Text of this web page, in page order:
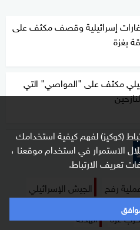
(كوكيز) لفهم كيفية استخدامك
الاستمرار في استخدام موقعنا ،
تعريف الارتباط.
251.. غارات إسرائيلية وقصف مكثف على
بغزة
مكثف على "المواصي" التي
رفح
الجيش الإسرائيلي
غزة الهدنة